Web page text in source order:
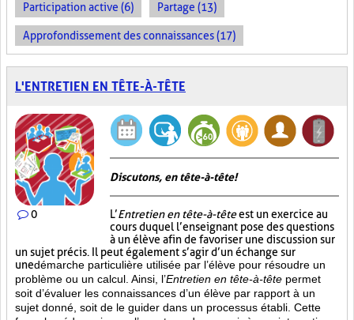
Participation active (6) Partage (13)
Approfondissement des connaissances (17)
L'ENTRETIEN EN TÊTE-À-TÊTE
0
Discutons, en tête-à-tête!
L’Entretien en tête-à-têteest un exercice au
cours duquel l’enseignant pose des questions
à un élève afin de favoriser une discussion sur
un sujet précis. Il peut également s’agir d’un échange sur
unedémarche particulière utilisée par l’élève pour résoudre un
problème ou un calcul. Ainsi, l’Entretien en tête-à-tête permet
soit d’évaluer les connaissances d’un élève par rapport à un
sujet donné, soit de le guider dans un processus établi. Cette